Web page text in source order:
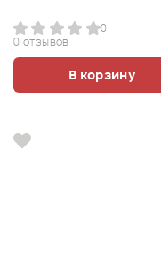
0
0 отзывов
В корзину